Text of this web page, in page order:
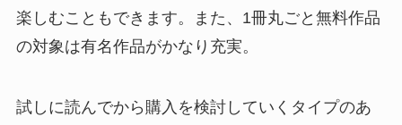
楽しむこともできます。また、1冊丸ごと無料作品
の対象は有名作品がかなり充実。
試しに読んでから購入を検討していくタイプのあ